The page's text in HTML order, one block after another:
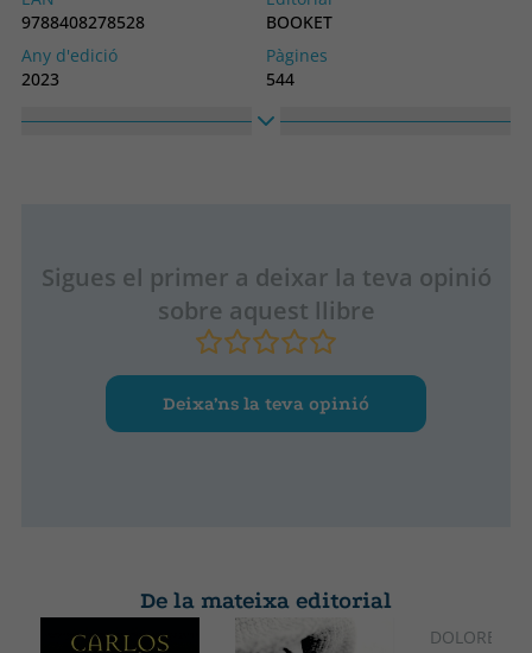
información puesta al día, esta obra se presenta como un
adultos estamos aún a tiempo de desengancharnos del
dominio mental, utilizando el arma más potente de la que
9788408278528
BOOKET
Any d'edició
2023
Pàgines
544
Idioma
Sigues el primer a deixar la teva opinió
sobre aquest llibre
Deixa’ns la teva opinió
De la mateixa editorial
DOLORES